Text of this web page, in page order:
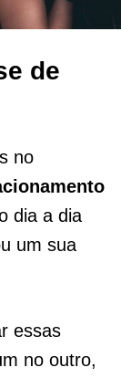
de
no
dia a dia
um sua
essas
no outro,